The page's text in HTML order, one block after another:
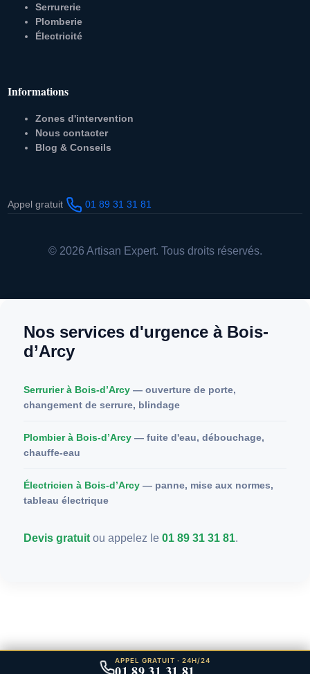
Serrurerie
Plomberie
Électricité
Informations
Zones d'intervention
Nous contacter
Blog & Conseils
Appel gratuit 01 89 31 31 81
© 2026 Artisan Expert. Tous droits réservés.
APPEL GRATUIT · 24H/24
Nos services d'urgence à Bois-
d’Arcy
Serrurier à Bois-d’Arcy — ouverture de porte,
changement de serrure, blindage
Plombier à Bois-d’Arcy — fuite d'eau, débouchage,
chauffe-eau
Électricien à Bois-d’Arcy — panne, mise aux normes,
tableau électrique
Devis gratuit ou appelez le 01 89 31 31 81.